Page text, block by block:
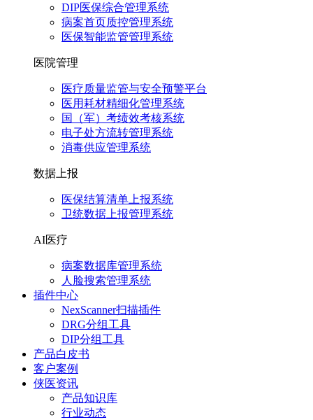
DIP医保综合管理系统
病案首页质控管理系统
医保智能监管管理系统
医院管理
医疗质量监管与安全预警平台
医用耗材精细化管理系统
国（军）考绩效考核系统
电子处方流转管理系统
消毒供应管理系统
数据上报
医保结算清单上报系统
卫统数据上报管理系统
AI医疗
病案数据库管理系统
人脸搜索管理系统
插件中心
NexScanner扫描插件
DRG分组工具
DIP分组工具
产品白皮书
客户案例
侠医资讯
产品知识库
行业动态